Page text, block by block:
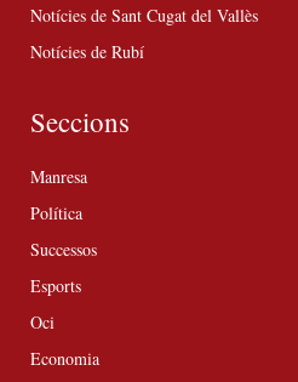
Notícies de Sant Cugat del Vallès
Notícies de Rubí
Seccions
Manresa
Política
Successos
Esports
Oci
Economia